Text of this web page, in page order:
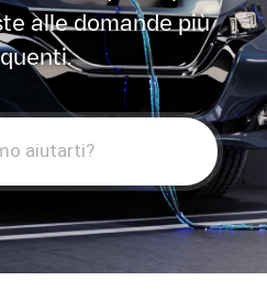
alle domande più